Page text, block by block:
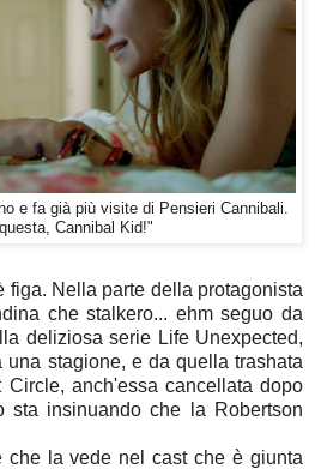
e fa già più visite di Pensieri Cannibali.
Cannibal Kid!"
figa. Nella parte della protagonista
che stalkero... ehm seguo da
deliziosa serie Life Unexpected,
una stagione, e da quella trashata
anch'essa cancellata dopo
sta insinuando che la Robertson
che la vede nel cast che è giunta